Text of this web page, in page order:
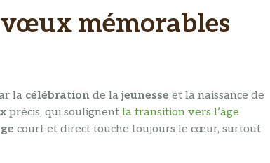
mémorables
la célébration de la jeunesse et la naissance de
précis, qui soulignent la transition vers l’âge
court et direct touche toujours le cœur, surtout